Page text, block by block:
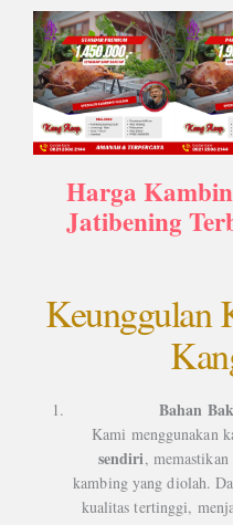
Harga
Jatibening
Keunggulan
Bahan
Kami menggunakan
sendiri,
kambing yang diolah.
kualitas tertinggi,